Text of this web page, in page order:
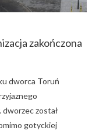
zakończona
dworca Toruń
został
gotyckiej